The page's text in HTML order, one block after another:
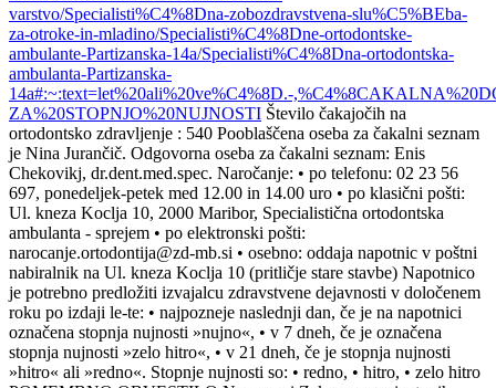
varstvo/Specialisti%C4%8Dna-zobozdravstvena-slu%C5%BEba-
za-otroke-in-mladino/Specialisti%C4%8Dne-ortodontske-
ambulante-Partizanska-14a/Specialisti%C4%8Dna-ortodontska-
ambulanta-Partizanska-
14a#:~:text=let%20ali%20ve%C4%8D.-
ZA%20STOPNJO%20NUJNOSTI Število čakajočih na
ortodontsko zdravljenje : 540 Pooblaščena oseba za čakalni seznam
je Nina Jurančič. Odgovorna oseba za čakalni seznam: Enis
Chekovikj, dr.dent.med.spec. Naročanje: • po telefonu: 02 23 56
697, ponedeljek-petek med 12.00 in 14.00 uro • po klasični pošti:
Ul. kneza Koclja 10, 2000 Maribor, Specialistična ortodontska
ambulanta - sprejem • po elektronski pošti:
narocanje.ortodontija@zd-mb.si • osebno: oddaja napotnic v poštni
nabiralnik na Ul. kneza Koclja 10 (pritličje stare stavbe) Napotnico
je potrebno predložiti izvajalcu zdravstvene dejavnosti v določenem
roku po izdaji le-te: • najpozneje naslednji dan, če je na napotnici
označena stopnja nujnosti »nujno«, • v 7 dneh, če je označena
stopnja nujnosti »zelo hitro«, • v 21 dneh, če je stopnja nujnosti
»hitro« ali »redno«. Stopnje nujnosti so: • redno, • hitro, • zelo hitro